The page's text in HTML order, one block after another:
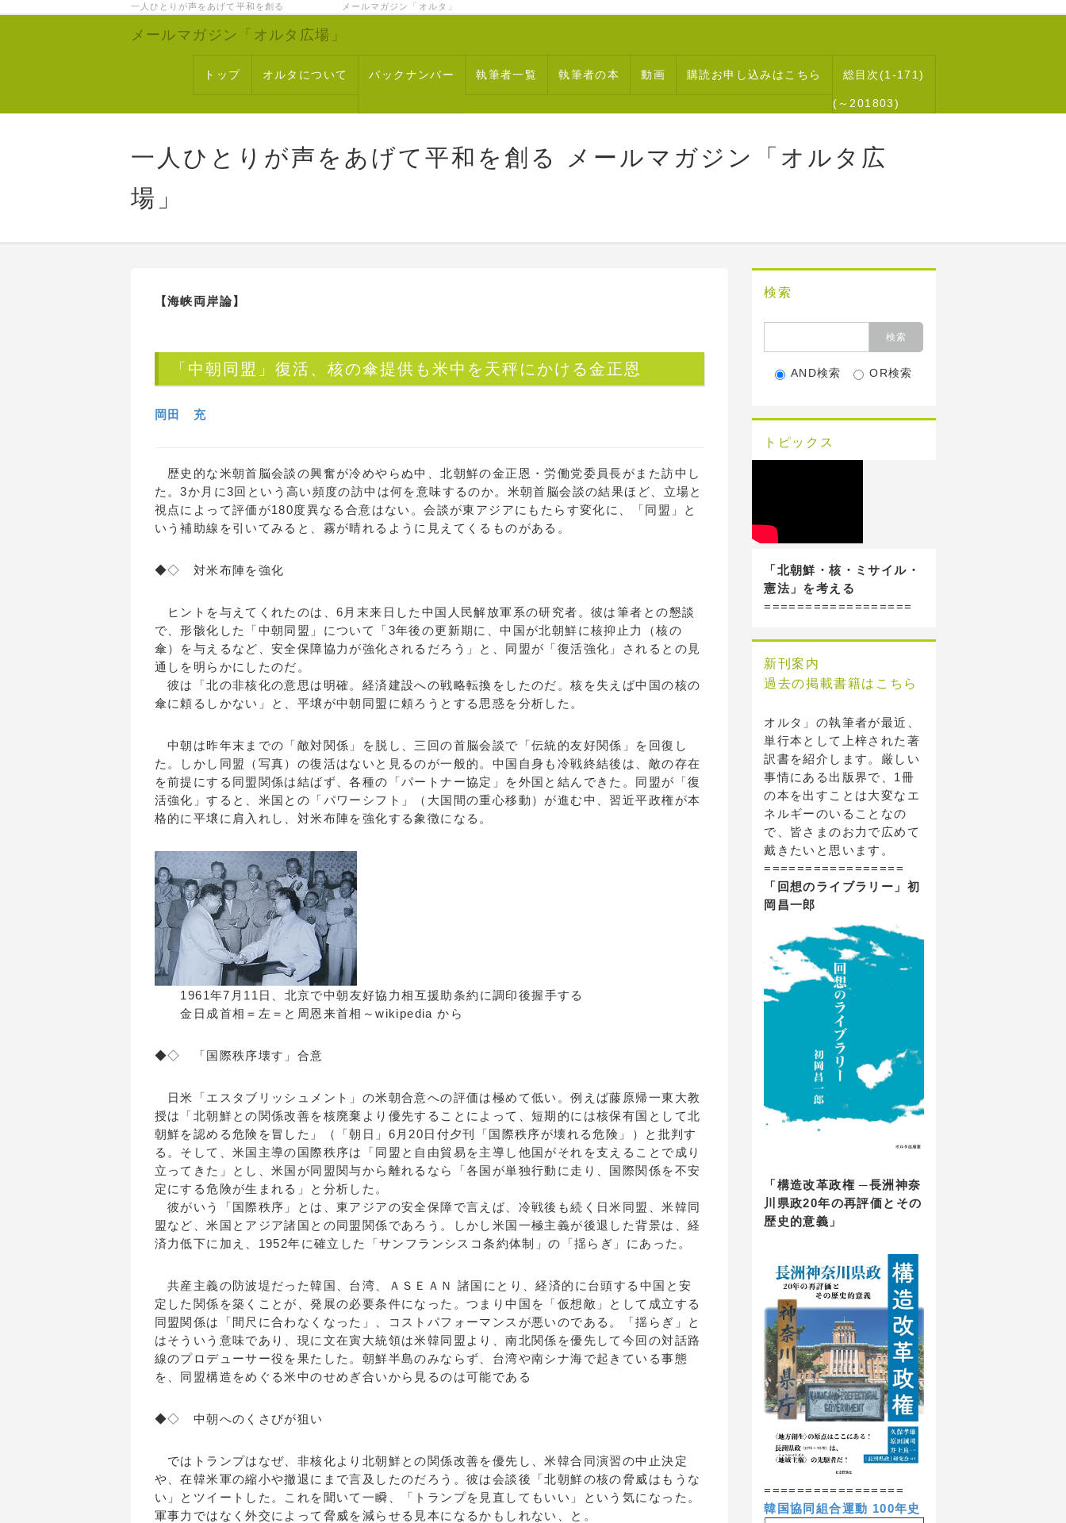
一人ひとりが声をあげて平和を創る メールマガジン「オルタ」
メールマガジン「オルタ広場」
トップ オルタについて バックナンバー 執筆者一覧 執筆者の本 動画 購読お申し込みはこちら 総目次(1-171)
(～201803)
一人ひとりが声をあげて平和を創る メールマガジン「オルタ広
場」
【海峡両岸論】
「中朝同盟」復活、核の傘提供も米中を天秤にかける金正恩
岡田 充
歴史的な米朝首脳会談の興奮が冷めやらぬ中、北朝鮮の金正恩・労働党委員長がまた訪中し
た。3か月に3回という高い頻度の訪中は何を意味するのか。米朝首脳会談の結果ほど、立場と
視点によって評価が180度異なる合意はない。会談が東アジアにもたらす変化に、「同盟」と
いう補助線を引いてみると、霧が晴れるように見えてくるものがある。
◆◇ 対米布陣を強化
ヒントを与えてくれたのは、6月末来日した中国人民解放軍系の研究者。彼は筆者との懇談
で、形骸化した「中朝同盟」について「3年後の更新期に、中国が北朝鮮に核抑止力（核の
傘）を与えるなど、安全保障協力が強化されるだろう」と、同盟が「復活強化」されるとの見
通しを明らかにしたのだ。
彼は「北の非核化の意思は明確。経済建設への戦略転換をしたのだ。核を失えば中国の核の
傘に頼るしかない」と、平壌が中朝同盟に頼ろうとする思惑を分析した。
中朝は昨年末までの「敵対関係」を脱し、三回の首脳会談で「伝統的友好関係」を回復し
た。しかし同盟（写真）の復活はないと見るのが一般的。中国自身も冷戦終結後は、敵の存在
を前提にする同盟関係は結ばず、各種の「パートナー協定」を外国と結んできた。同盟が「復
活強化」すると、米国との「パワーシフト」（大国間の重心移動）が進む中、習近平政権が本
格的に平壌に肩入れし、対米布陣を強化する象徴になる。
1961年7月11日、北京で中朝友好協力相互援助条約に調印後握手する
金日成首相＝左＝と周恩来首相～wikipedia から
◆◇ 「国際秩序壊す」合意
日米「エスタブリッシュメント」の米朝合意への評価は極めて低い。例えば藤原帰一東大教
授は「北朝鮮との関係改善を核廃棄より優先することによって、短期的には核保有国として北
朝鮮を認める危険を冒した」（「朝日」6月20日付夕刊「国際秩序が壊れる危険」）と批判す
る。そして、米国主導の国際秩序は「同盟と自由貿易を主導し他国がそれを支えることで成り
立ってきた」とし、米国が同盟関与から離れるなら「各国が単独行動に走り、国際関係を不安
定にする危険が生まれる」と分析した。
彼がいう「国際秩序」とは、東アジアの安全保障で言えば、冷戦後も続く日米同盟、米韓同
盟など、米国とアジア諸国との同盟関係であろう。しかし米国一極主義が後退した背景は、経
済力低下に加え、1952年に確立した「サンフランシスコ条約体制」の「揺らぎ」にあった。
共産主義の防波堤だった韓国、台湾、ＡＳＥＡＮ 諸国にとり、経済的に台頭する中国と安
定した関係を築くことが、発展の必要条件になった。つまり中国を「仮想敵」として成立する
同盟関係は「間尺に合わなくなった」、コストパフォーマンスが悪いのである。「揺らぎ」と
はそういう意味であり、現に文在寅大統領は米韓同盟より、南北関係を優先して今回の対話路
線のプロデューサー役を果たした。朝鮮半島のみならず、台湾や南シナ海で起きている事態
を、同盟構造をめぐる米中のせめぎ合いから見るのは可能である
◆◇ 中朝へのくさびが狙い
ではトランプはなぜ、非核化より北朝鮮との関係改善を優先し、米韓合同演習の中止決定
や、在韓米軍の縮小や撤退にまで言及したのだろう。彼は会談後「北朝鮮の核の脅威はもうな
い」とツイートした。これを聞いて一瞬、「トランプを見直してもいい」という気になった。
軍事力ではなく外交によって脅威を減らせる見本になるかもしれない、と。
検索
AND検索 OR検索
トピックス
「北朝鮮・核・ミサイル・
憲法」を考える
==================
新刊案内
過去の掲載書籍はこちら
オルタ」の執筆者が最近、
単行本として上梓された著
訳書を紹介します。厳しい
事情にある出版界で、1冊
の本を出すことは大変なエ
ネルギーのいることなの
で、皆さまのお力で広めて
戴きたいと思います。
=================
「回想のライブラリー」初
岡昌一郎
「構造改革政権 ─長洲神奈
川県政20年の再評価とその
歴史的意義」
=================
韓国協同組合運動 100年史